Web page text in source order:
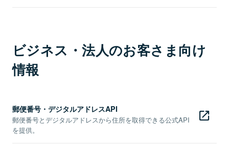
ビジネス・法人のお客さま向け
情報
郵便番号・デジタルアドレスAPI
郵便番号とデジタルアドレスから住所を取得できる公式API
を提供。